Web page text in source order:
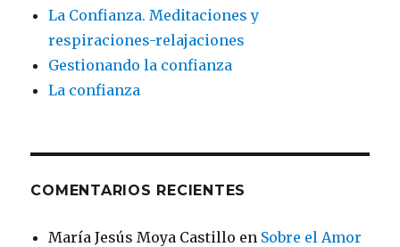
La Confianza. Meditaciones y
respiraciones-relajaciones
Gestionando la confianza
La confianza
COMENTARIOS RECIENTES
María Jesús Moya Castillo en Sobre el Amor